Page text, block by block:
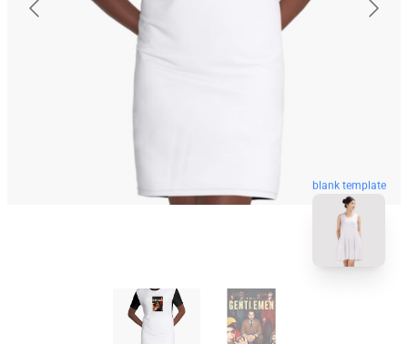
blank template